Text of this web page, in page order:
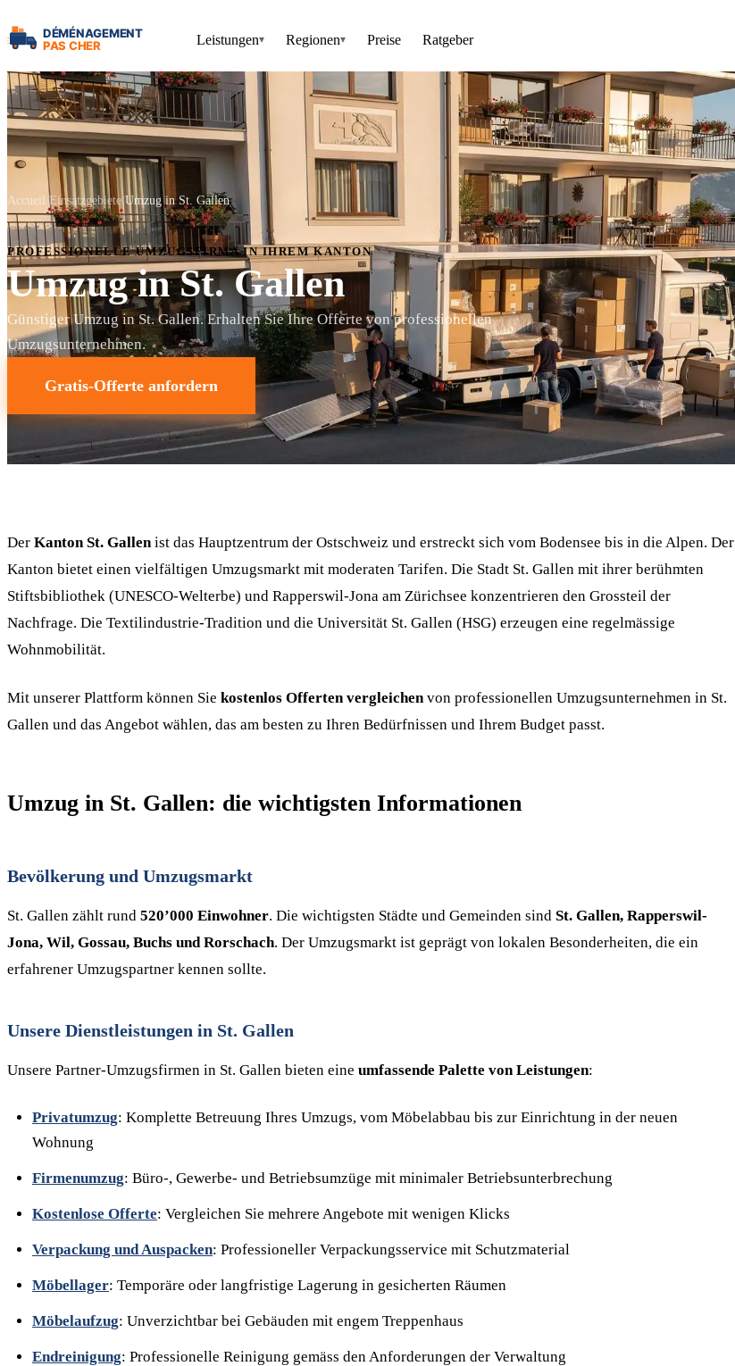
Leistungen▾ Regionen▾ Preise Ratgeber
Accueil Einsatzgebiete Umzug in St. Gallen
PROFESSIONELLE UMZUGSFIRMA IN IHREM KANTON
Umzug in St. Gallen
Günstiger Umzug in St. Gallen. Erhalten Sie Ihre Offerte von professionellen
Umzugsunternehmen.
Gratis-Offerte anfordern
Der Kanton St. Gallenist das Hauptzentrum der Ostschweiz und erstreckt sich vom Bodensee bis in die Alpen. Der
Kanton bietet einen vielfältigen Umzugsmarkt mit moderaten Tarifen. Die Stadt St. Gallen mit ihrer berühmten
Stiftsbibliothek (UNESCO-Welterbe) und Rapperswil-Jona am Zürichsee konzentrieren den Grossteil der
Nachfrage. Die Textilindustrie-Tradition und die Universität St. Gallen (HSG) erzeugen eine regelmässige
Wohnmobilität.
Mit unserer Plattform können Sie kostenlos Offerten vergleichenvon professionellen Umzugsunternehmen in St.
Gallen und das Angebot wählen, das am besten zu Ihren Bedürfnissen und Ihrem Budget passt.
Umzug in St. Gallen: die wichtigsten Informationen
Bevölkerung und Umzugsmarkt
St. Gallen zählt rund 520’000 Einwohner. Die wichtigsten Städte und Gemeinden sind St. Gallen, Rapperswil-
Jona, Wil, Gossau, Buchs und Rorschach. Der Umzugsmarkt ist geprägt von lokalen Besonderheiten, die ein
erfahrener Umzugspartner kennen sollte.
Unsere Dienstleistungen in St. Gallen
Unsere Partner-Umzugsfirmen in St. Gallen bieten eine umfassende Palette von Leistungen:
Privatumzug: Komplette Betreuung Ihres Umzugs, vom Möbelabbau bis zur Einrichtung in der neuen
Wohnung
Firmenumzug: Büro-, Gewerbe- und Betriebsumzüge mit minimaler Betriebsunterbrechung
Kostenlose Offerte: Vergleichen Sie mehrere Angebote mit wenigen Klicks
Verpackung und Auspacken: Professioneller Verpackungsservice mit Schutzmaterial
Möbellager: Temporäre oder langfristige Lagerung in gesicherten Räumen
Möbelaufzug: Unverzichtbar bei Gebäuden mit engem Treppenhaus
Endreinigung: Professionelle Reinigung gemäss den Anforderungen der Verwaltung